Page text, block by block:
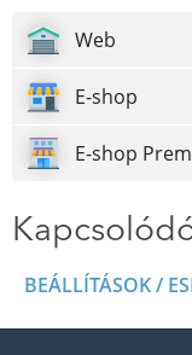
Web
E-shop
E-shop
BEÁLLÍTÁSOK /